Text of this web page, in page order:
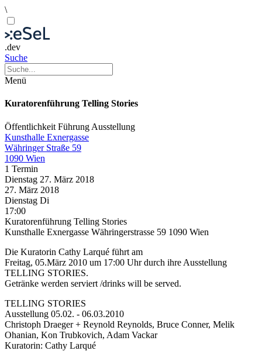
\
.dev
Suche
Menü
Kuratorenführung Telling Stories
Öffentlichkeit Führung Ausstellung
Kunsthalle Exnergasse
Währinger Straße 59
1090 Wien
1 Termin
Dienstag 27. März 2018
27. März 2018
Dienstag Di
17:00
Kuratorenführung Telling Stories
Kunsthalle Exnergasse Währingerstrasse 59 1090 Wien
Die Kuratorin Cathy Larqué führt am
Freitag, 05.März 2010 um 17:00 Uhr durch ihre Ausstellung
TELLING STORIES.
Getränke werden serviert /drinks will be served.
TELLING STORIES
Ausstellung 05.02. - 06.03.2010
Christoph Draeger + Reynold Reynolds, Bruce Conner, Melik
Ohanian, Kon Trubkovich, Adam Vackar
Kuratorin: Cathy Larqué